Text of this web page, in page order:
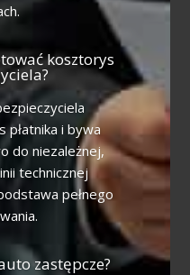
kosztorys
i bywa
do niezależnej,
technicznej
pełnego
zastępcze?